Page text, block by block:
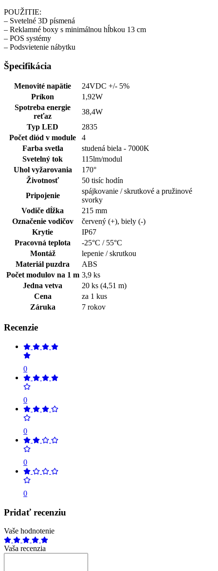
POUŽITIE:
– Svetelné 3D písmená
– Reklamné boxy s minimálnou hĺbkou 13 cm
– POS systémy
– Podsvietenie nábytku
Špecifikácia
Menovité napätie
24VDC +/- 5%
Príkon
1,92W
Spotreba energie
reťaz
38,4W
Typ LED
2835
Počet diód v module
4
Farba svetla
studená biela - 7000K
Svetelný tok
115lm/modul
Uhol vyžarovania
170°
Životnosť
50 tisíc hodín
Pripojenie
spájkovanie / skrutkové a pružinové
svorky
Vodiče dĺžka
215 mm
Označenie vodičov
červený (+), biely (-)
Krytie
IP67
Pracovná teplota
-25°C / 55°C
Montáž
lepenie / skrutkou
Materiál puzdra
ABS
Počet modulov na 1 m 3,9 ks
Jedna vetva
20 ks (4,51 m)
Cena
za 1 kus
Záruka
7 rokov
Recenzie
0
0
0
0
0
Pridať recenziu
Vaše hodnotenie
Vaša recenzia